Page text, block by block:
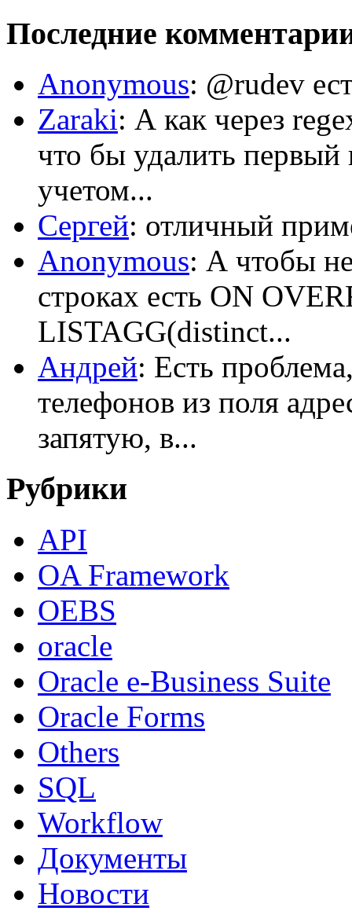
Последние
Anonymous: @rudev
Zaraki: А как через
что бы удалить первый
учетом...
Сергей: отличный
Anonymous: А чтобы
строках есть ON
LISTAGG(distinct...
Андрей: Есть
телефонов из поля
запятую, в...
Рубрики
API
OA Framework
OEBS
oracle
Oracle e-Business Suite
Oracle Forms
Others
SQL
Workflow
Документы
Новости